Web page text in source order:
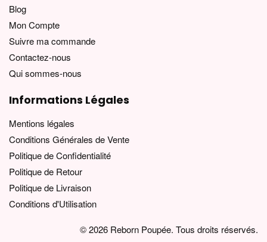
Blog
Mon Compte
Suivre ma commande
Contactez-nous
Qui sommes-nous
Informations Légales
Mentions légales
Conditions Générales de Vente
Politique de Confidentialité
Politique de Retour
Politique de Livraison
Conditions d'Utilisation
© 2026 Reborn Poupée. Tous droits réservés.